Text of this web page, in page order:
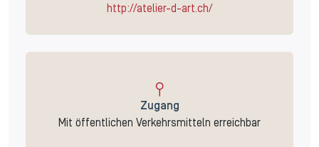
http://atelier-d-art.ch/
Zugang
Mit öffentlichen Verkehrsmitteln erreichbar